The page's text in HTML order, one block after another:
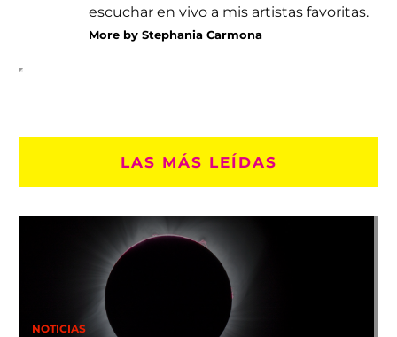
escuchar en vivo a mis artistas favoritas.
More by Stephania Carmona
LAS MÁS LEÍDAS
NOTICIAS